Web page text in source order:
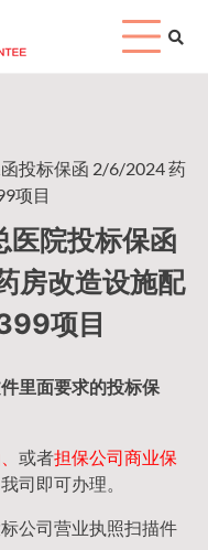
投标保函 2/6/2024 药
项目
医院投标保函
房改造设施配
项目
里面要求的投标保
或者担保公司商业保
我司即可办理。
公司营业执照扫描件